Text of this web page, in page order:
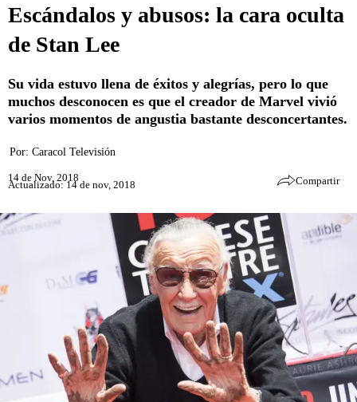
Escándalos y abusos: la cara oculta
de Stan Lee
Su vida estuvo llena de éxitos y alegrías, pero lo que
muchos desconocen es que el creador de Marvel vivió
varios momentos de angustia bastante desconcertantes.
Por: Caracol Televisión
14 de Nov, 2018
Actualizado: 14 de nov, 2018 Compartir